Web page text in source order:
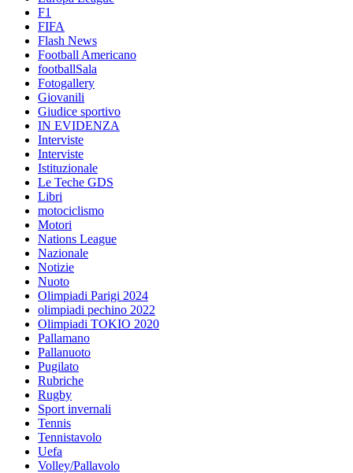
F1
FIFA
Flash News
Football Americano
footballSala
Fotogallery
Giovanili
Giudice sportivo
IN EVIDENZA
Interviste
Interviste
Istituzionale
Le Teche GDS
Libri
motociclismo
Motori
Nations League
Nazionale
Notizie
Nuoto
Olimpiadi Parigi 2024
olimpiadi pechino 2022
Olimpiadi TOKIO 2020
Pallamano
Pallanuoto
Pugilato
Rubriche
Rugby
Sport invernali
Tennis
Tennistavolo
Uefa
Volley/Pallavolo